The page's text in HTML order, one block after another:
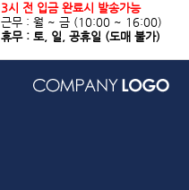
3시 전 입금 완료시 발송가능
근무 : 월 ~ 금 (10:00 ~ 16:00)
휴무 : 토, 일, 공휴일 (도매 불가)